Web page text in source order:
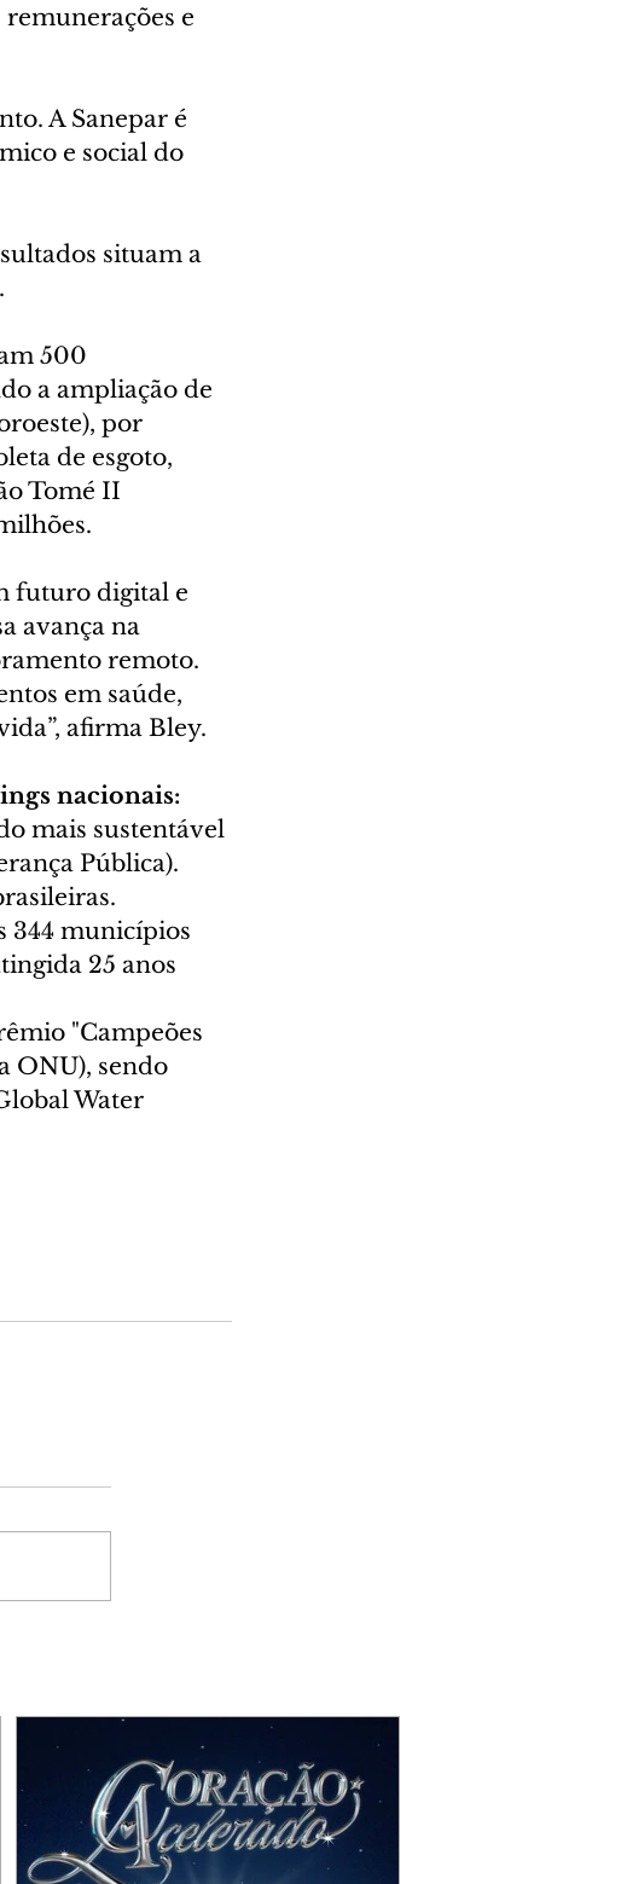
remunerações e
A Sanepar é
e social do
situam a
500
a ampliação de
por
de esgoto,
Tomé II
futuro digital e
avança na
remoto.
em saúde,
afirma Bley.
nacionais:
mais sustentável
Pública).
344 municípios
25 anos
"Campeões
ONU), sendo
Water